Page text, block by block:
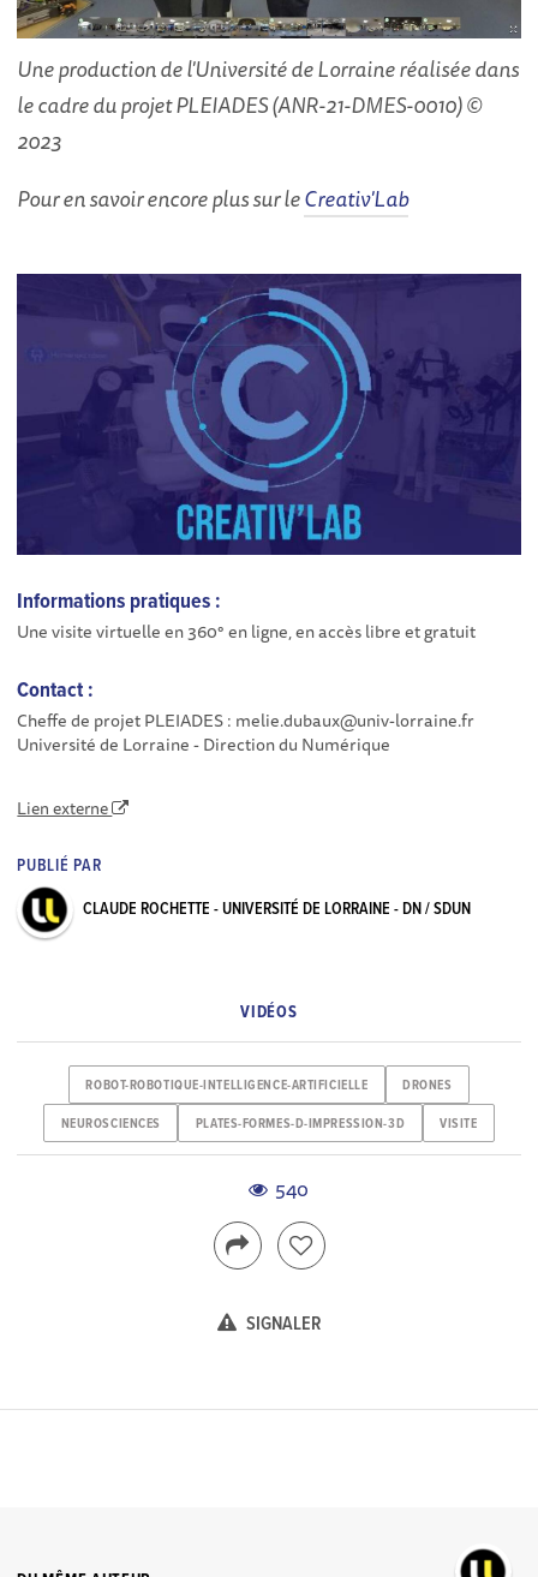
Une production de l'Université de Lorraine réalisée dans
le cadre du projet PLEIADES (ANR-21-DMES-0010) ©
2023
Pour en savoir encore plus sur leCreativ'Lab
Informations pratiques :
Une visite virtuelle en 360° en ligne, en accès libre et gratuit
Contact :
Cheffe de projet PLEIADES : melie.dubaux@univ-lorraine.fr
Université de Lorraine - Direction du Numérique
Lien externe
PUBLIÉ PAR
CLAUDE ROCHETTE - UNIVERSITÉ DE LORRAINE - DN / SDUN
VIDÉOS
ROBOT-ROBOTIQUE-INTELLIGENCE-ARTIFICIELLE DRONES
NEUROSCIENCES PLATES-FORMES-D-IMPRESSION-3D VISITE
540
SIGNALER